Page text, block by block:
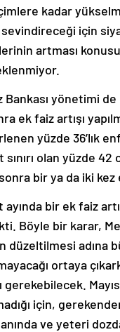
kadar
için
artması
Bankası yönetimi
ek faiz artışı
yüzde 36’lık
sınırı olan yüzde
bir ya da iki kez
bir ek faiz
Böyle bir karar,
düzeltilmesi adına
ortaya
gerekebilecek.
için,
ve yeteri